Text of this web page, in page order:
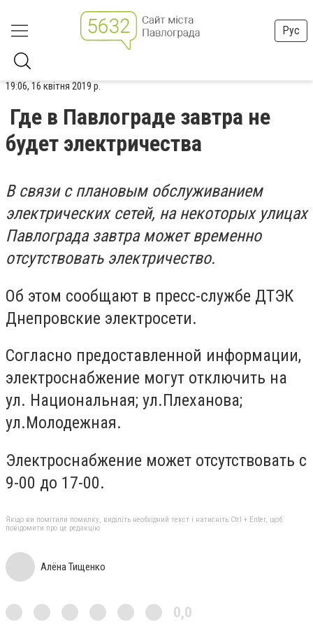
Рус
19:06, 16 квітня 2019 р.
Где в Павлограде завтра не
будет электричества
В связи с плановым обслуживанием
электрических сетей, на некоторых улицах
Павлограда завтра может временно
отсутствовать электричество.
Об этом сообщают в пресс-службе ДТЭК
Днепровские электросети.
Согласно предоставленной информации,
электроснабжение могут отключить на
ул. Национальная; ул.Плеханова;
ул.Молодежная.
Электроснабжение может отсутствовать с
9-00 до 17-00.
Якщо ви помітили помилку, виділіть необхідний текст і натисніть Ctrl + Enter, щоб
повідомити про це редакцію
Алёна Тищенко
0,0